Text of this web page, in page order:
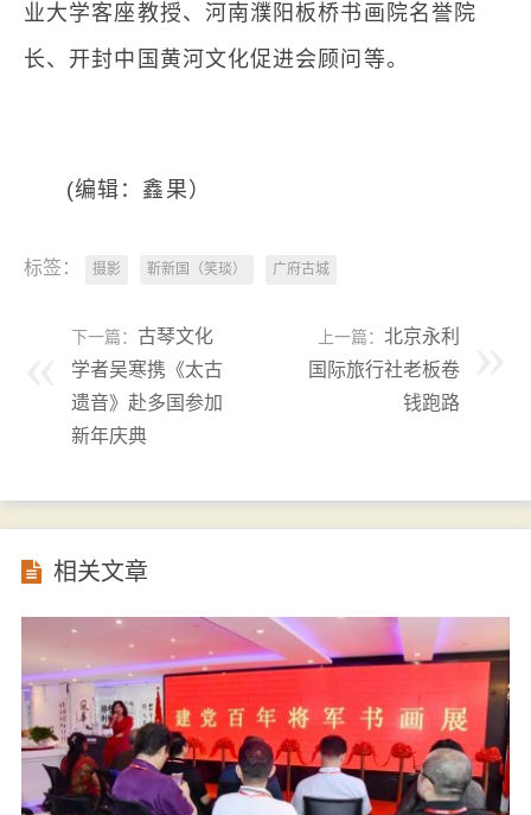
业大学客座教授、河南濮阳板桥书画院名誉院
长、开封中国黄河文化促进会顾问等。
(编辑：鑫果）
标签： 摄影 靳新国（笑琰） 广府古城
下一篇： 古琴文化
学者吴寒携《太古
遗音》赴多国参加
新年庆典
上一篇： 北京永利
国际旅行社老板卷
钱跑路
相关文章